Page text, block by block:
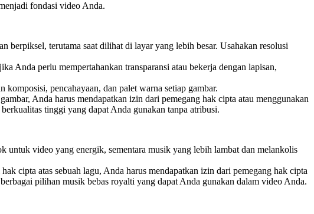
fondasi video Anda.
berpiksel, terutama saat dilihat di layar yang lebih besar. Usahakan resolusi
Anda perlu mempertahankan transparansi atau bekerja dengan lapisan,
pencahayaan, dan palet warna setiap gambar.
Anda harus mendapatkan izin dari pemegang hak cipta atau menggunakan
tinggi yang dapat Anda gunakan tanpa atribusi.
video yang energik, sementara musik yang lebih lambat dan melankolis
cipta atas sebuah lagu, Anda harus mendapatkan izin dari pemegang hak cipta
pilihan musik bebas royalti yang dapat Anda gunakan dalam video Anda.